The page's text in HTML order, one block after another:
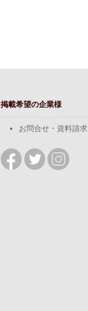
掲載希望の企業様
お問合せ・資料請求